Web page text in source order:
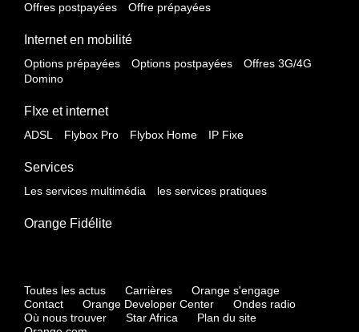
Offres postpayées Offre prépayées
Internet en mobilité
Options prépayées Options postpayées
Offres 3G/4G
Domino
FIxe et internet
ADSL Flybox Pro Flybox Home IP Fixe
Services
Les services multimédia les services pratiques
Orange Fidélite
Toutes les actus Carrières
Orange s'engage
Contact
Orange Developer Center
Ondes radio
Où nous trouver
Star Africa
Plan du site